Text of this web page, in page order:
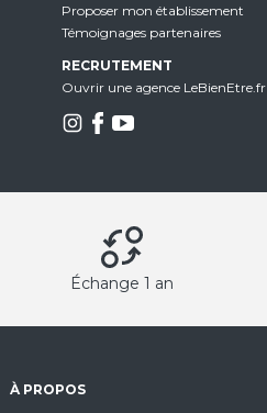
Proposer mon établissement
Témoignages partenaires
RECRUTEMENT
Ouvrir une agence LeBienEtre.fr
Échange 1 an
À PROPOS